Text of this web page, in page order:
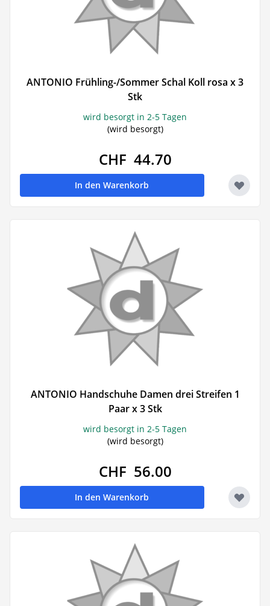
ANTONIO Frühling-/Sommer Schal Koll rosa x 3
Stk
wird besorgt in 2-5 Tagen
(wird besorgt)
CHF 44.70
In den Warenkorb
ANTONIO Handschuhe Damen drei Streifen 1
Paar x 3 Stk
wird besorgt in 2-5 Tagen
(wird besorgt)
CHF 56.00
In den Warenkorb